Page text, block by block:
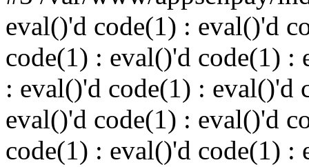
eval()'d code(1) : eval()'d
code(1) : eval()'d code(1) :
: eval()'d code(1) : eval()'d
eval()'d code(1) : eval()'d
code(1) : eval()'d code(1) :